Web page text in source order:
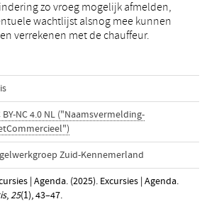
zo vroeg mogelijk afmelden,
wachtlijst alsnog mee kunnen
verrekenen met de chauffeur.
BY-NC 4.0 NL ("Naamsvermelding-
Zuid-Kennemerland
| Agenda. (2025). Excursies | Agenda.
,25(1), 43–47.